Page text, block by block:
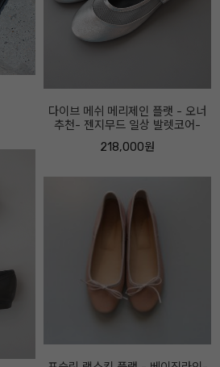
오너
어-
포지 이탈리안 레더 부츠 - 롱부터
앵클까지 - 오너추천- 굽 4센티